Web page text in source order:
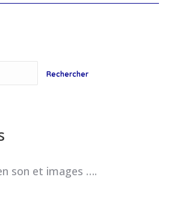
Rechercher
son et images ….